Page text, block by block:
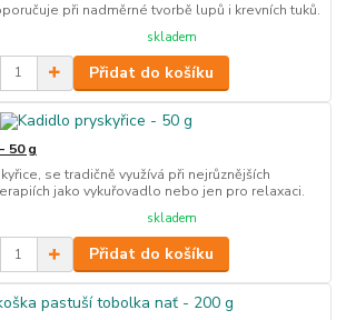
při nadměrné tvorbě lupů i krevních tuků.
skladem
Přidat do košíku
50 g
se tradičně využívá při nejrůznějších
jako vykuřovadlo nebo jen pro relaxaci.
skladem
Přidat do košíku